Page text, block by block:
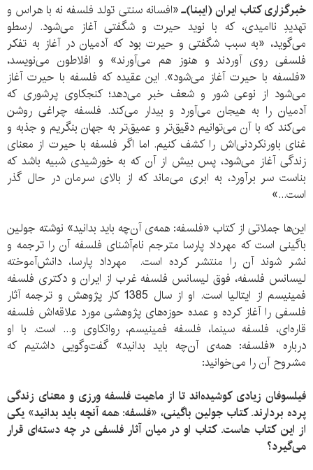
خبرگزاری کتاب ایران (ایبنا)ـ «افسانه سنتی تولد فلسفه نه با هراس و
تهدیدِ ناامیدی، که با نوید حیرت و شگفتی آغاز می‌شود. ارسطو
می‌گوید، «به سبب شگفتی و حیرت بود که آدمیان در آغاز به تفکر
فلسفی روی آوردند و هنوز هم می‌آورند» و افلاطون می‌نویسد،
«فلسفه با حیرت آغاز می‌شود». این عقیده که فلسفه با حیرت آغاز
می‌شود از نوعی شور و شعف خبر می‌دهد؛ کنجکاوی پرشوری که
آدمیان را به هیجان می‌آورد و بیدار می‌کند. فلسفه چراغی روشن
می‌کند که با آن می‌توانیم دقیق‌تر و عمیق‌تر به جهان بنگریم و جذبه و
غنای باورنکردنی‌اش را کشف کنیم. اما اگر فلسفه با حیرت از معنای
زندگی آغاز می‌شود، پس بیش از آن که به خورشیدی شبیه باشد که
بناست سر برآورد، به ابری می‌ماند که از بالای سرمان در حال گذر
است...»
این‌ها جملاتی از کتاب «فلسفه: همه‌ی آن‌چه باید بدانید» نوشته جولین
باگینی است که مهرداد پارسا مترجم نام‌آشنای فلسفه آن را ترجمه و
نشر شوند آن را منتشر کرده است.
مهرداد پارسا، دانش‌آموخته
لیسانس فلسفه، فوق لیسانس فلسفه غرب از ایران و دکتری فلسفه
فمینیسم از ایتالیا است. او از سال 1385 کار پژوهش و ترجمه آثار
فلسفی را آغاز کرده و عمده حوزه‌های پژوهشی مورد علاقه‌اش فلسفه
قاره‌ای، فلسفه سینما، فلسفه فمینیسم، روانکاوی و... است. با او
درباره «فلسفه: همه‌ی آن‌چه باید بدانید» گفت‌وگویی داشتیم که
مشروح آن را می‌خوانید:
فیلسوفان زیادی کوشیده‌اند تا از ماهیت فلسفه ورزی و معنای زندگی
پرده بردارند. کتاب جولین باگینی، «فلسفه: همه آنچه باید بدانید» یکی
از این کتاب هاست. کتاب او در میان آثار فلسفی در چه دسته‌ای قرار
می‌گیرد؟